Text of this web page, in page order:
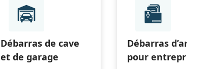
Débarras de cave
et de garage
Débarras
pour entreprises